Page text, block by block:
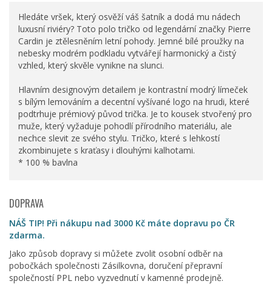
Hledáte vršek, který osvěží váš šatník a dodá mu nádech
luxusní riviéry? Toto polo tričko od legendární značky Pierre
Cardin je ztělesněním letní pohody. Jemné bílé proužky na
nebesky modrém podkladu vytvářejí harmonický a čistý
vzhled, který skvěle vynikne na slunci.
Hlavním designovým detailem je kontrastní modrý límeček
s bílým lemováním a decentní vyšívané logo na hrudi, které
podtrhuje prémiový původ trička. Je to kousek stvořený pro
muže, který vyžaduje pohodlí přírodního materiálu, ale
nechce slevit ze svého stylu. Tričko, které s lehkostí
zkombinujete s kraťasy i dlouhými kalhotami.
* 100 % bavlna
DOPRAVA
NÁŠ TIP! Při nákupu nad 3000 Kč máte dopravu po ČR
zdarma.
Jako způsob dopravy si můžete zvolit osobní odběr na
pobočkách společnosti Zásilkovna, doručení přepravní
společností PPL nebo vyzvednutí v kamenné prodejně.